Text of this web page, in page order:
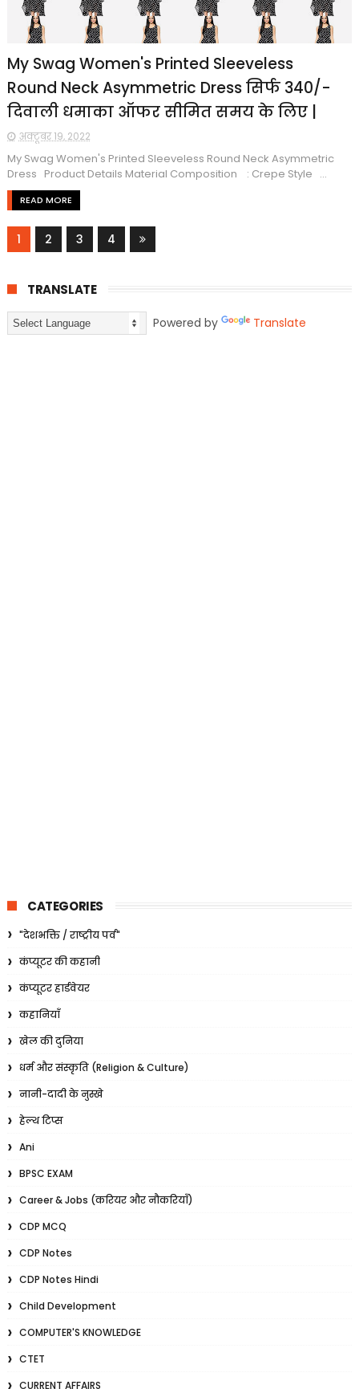
My Swag Women's Printed Sleeveless
Round Neck Asymmetric Dress सिर्फ ₹340/-
दिवाली धमाका ऑफर सीमित समय के लिए |
अक्टूबर 19, 2022
My Swag Women's Printed Sleeveless Round Neck Asymmetric
Dress Product Details Material Composition : Crepe Style ...
READ MORE
1 2 3 4
TRANSLATE
Powered by Translate
CATEGORIES
"देशभक्ति / राष्ट्रीय पर्व"
कंप्यूटर की कहानी
कंप्यूटर हार्डवेयर
कहानियाँ
खेल की दुनिया
धर्म और संस्कृति (Religion & Culture)
नानी-दादी के नुस्खे
हेल्थ टिप्स
Ani
BPSC EXAM
Career & Jobs (करियर और नौकरियाँ)
CDP MCQ
CDP Notes
CDP Notes Hindi
Child Development
COMPUTER'S KNOWLEDGE
CTET
CURRENT AFFAIRS